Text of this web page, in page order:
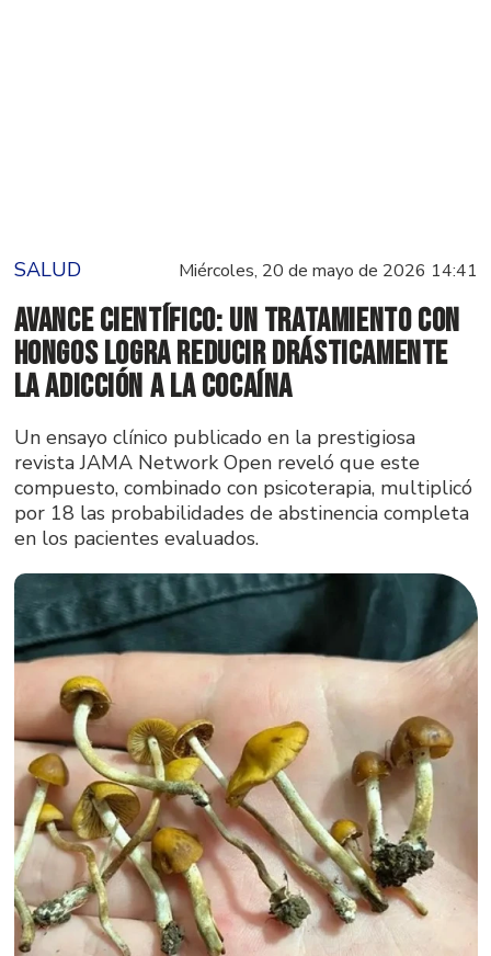
SALUD Miércoles, 20 de mayo de 2026 14:41
Avance científico: un tratamiento con
hongos logra reducir drásticamente
la adicción a la cocaína
Un ensayo clínico publicado en la prestigiosa
revista JAMA Network Open reveló que este
compuesto, combinado con psicoterapia, multiplicó
por 18 las probabilidades de abstinencia completa
en los pacientes evaluados.